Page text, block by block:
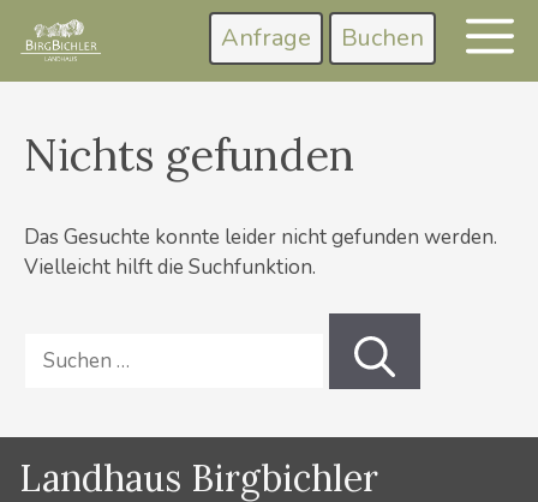
Inhalt
Anfrage Buchen
Nichts gefunden
Das Gesuchte konnte leider nicht gefunden werden.
Vielleicht hilft die Suchfunktion.
nach:
Landhaus Birgbichler